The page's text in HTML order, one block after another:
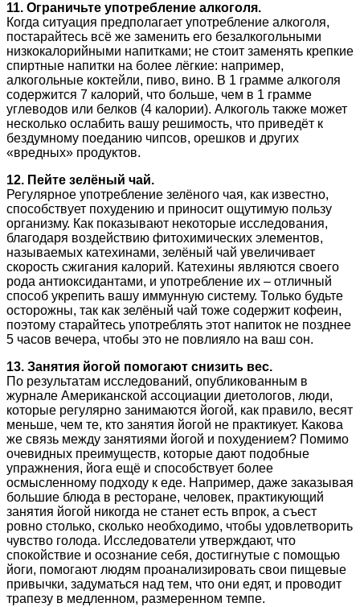
11. Ограничьте употребление алкоголя.
Когда ситуация предполагает употребление алкоголя,
постарайтесь всё же заменить его безалкогольными
низкокалорийными напитками; не стоит заменять крепкие
спиртные напитки на более лёгкие: например,
алкогольные коктейли, пиво, вино. В 1 грамме алкоголя
содержится 7 калорий, что больше, чем в 1 грамме
углеводов или белков (4 калории). Алкоголь также может
несколько ослабить вашу решимость, что приведёт к
бездумному поеданию чипсов, орешков и других
«вредных» продуктов.
12. Пейте зелёный чай.
Регулярное употребление зелёного чая, как известно,
способствует похудению и приносит ощутимую пользу
организму. Как показывают некоторые исследования,
благодаря воздействию фитохимических элементов,
называемых катехинами, зелёный чай увеличивает
скорость сжигания калорий. Катехины являются своего
рода антиоксидантами, и употребление их – отличный
способ укрепить вашу иммунную систему. Только будьте
осторожны, так как зелёный чай тоже содержит кофеин,
поэтому старайтесь употреблять этот напиток не позднее
5 часов вечера, чтобы это не повлияло на ваш сон.
13. Занятия йогой помогают снизить вес.
По результатам исследований, опубликованным в
журнале Американской ассоциации диетологов, люди,
которые регулярно занимаются йогой, как правило, весят
меньше, чем те, кто занятия йогой не практикует. Какова
же связь между занятиями йогой и похудением? Помимо
очевидных преимуществ, которые дают подобные
упражнения, йога ещё и способствует более
осмысленному подходу к еде. Например, даже заказывая
большие блюда в ресторане, человек, практикующий
занятия йогой никогда не станет есть впрок, а съест
ровно столько, сколько необходимо, чтобы удовлетворить
чувство голода. Исследователи утверждают, что
спокойствие и осознание себя, достигнутые с помощью
йоги, помогают людям проанализировать свои пищевые
привычки, задуматься над тем, что они едят, и проводит
трапезу в медленном, размеренном темпе.